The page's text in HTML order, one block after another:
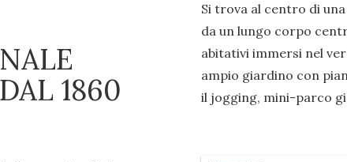
1860
Si trova al centro di
da un lungo corpo
abitativi immersi nel
ampio giardino con
il jogging, mini-parco